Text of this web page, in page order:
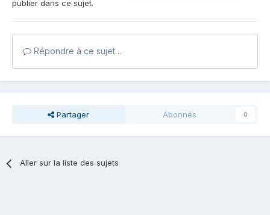
publier dans ce sujet.
Répondre à ce sujet…
Partager Abonnés 0
Aller sur la liste des sujets